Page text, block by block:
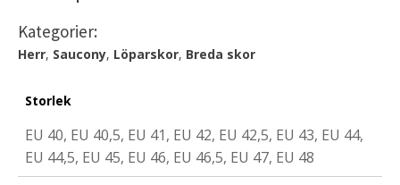
Kategorier:
Herr, Saucony, Löparskor, Breda skor
Storlek
EU 40, EU 40,5, EU 41, EU 42, EU 42,5, EU 43, EU 44,
EU 44,5, EU 45, EU 46, EU 46,5, EU 47, EU 48